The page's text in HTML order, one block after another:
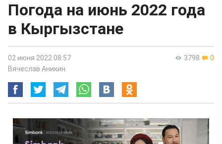
Погода на июнь 2022 года
в Кыргызстане
3798 0
02 июня 2022 08:57
Вячеслав Аникин